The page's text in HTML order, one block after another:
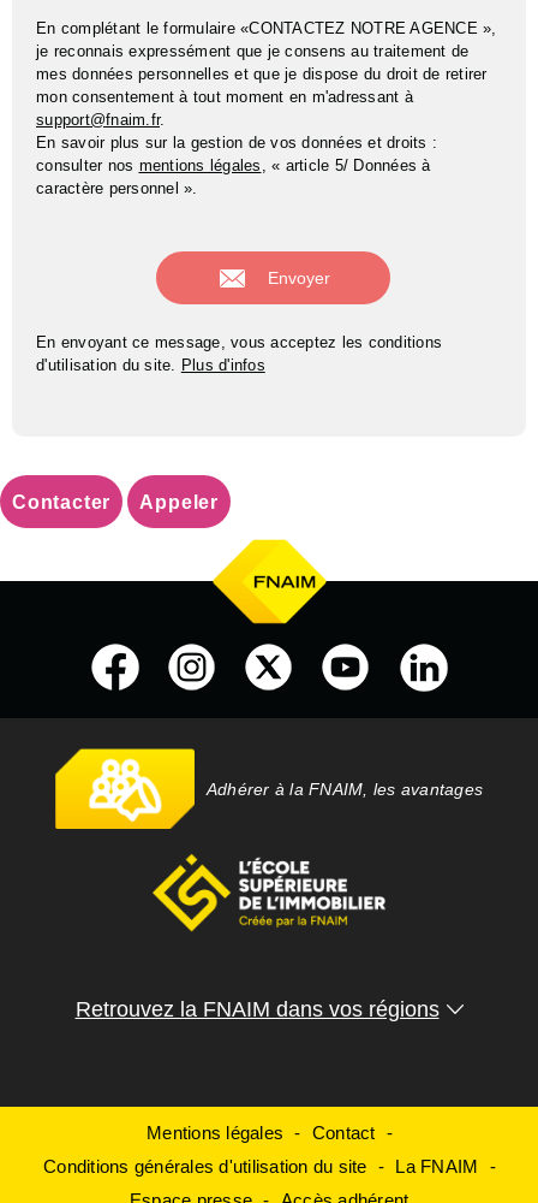
En complétant le formulaire «CONTACTEZ NOTRE AGENCE »,
je reconnais expressément que je consens au traitement de
mes données personnelles et que je dispose du droit de retirer
mon consentement à tout moment en m'adressant à
support@fnaim.fr.
En savoir plus sur la gestion de vos données et droits :
consulter nos mentions légales , « article 5/ Données à
caractère personnel ».
En envoyant ce message, vous acceptez les conditions
d'utilisation du site. Plus d'infos
Contacter Appeler
Adhérer à la FNAIM, les avantages
Retrouvez la FNAIM dans vos régions
Mentions légales
Contact
Conditions générales d'utilisation du site
La FNAIM